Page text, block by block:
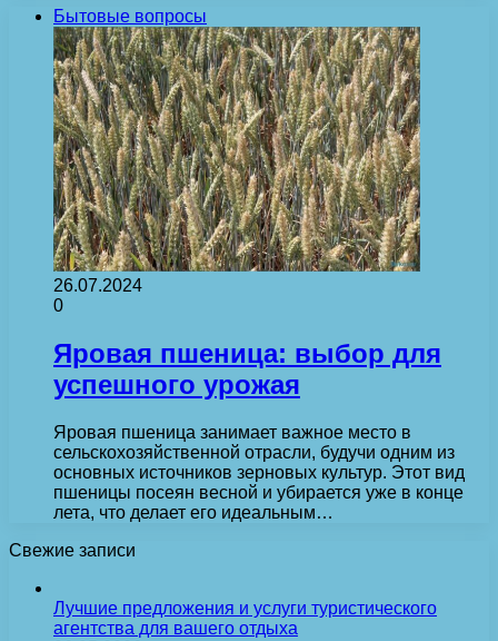
Бытовые вопросы
26.07.2024
0
Яровая пшеница: выбор для
успешного урожая
Яровая пшеница занимает важное место в
сельскохозяйственной отрасли, будучи одним из
основных источников зерновых культур. Этот вид
пшеницы посеян весной и убирается уже в конце
лета, что делает его идеальным…
Свежие записи
Лучшие предложения и услуги туристического
агентства для вашего отдыха